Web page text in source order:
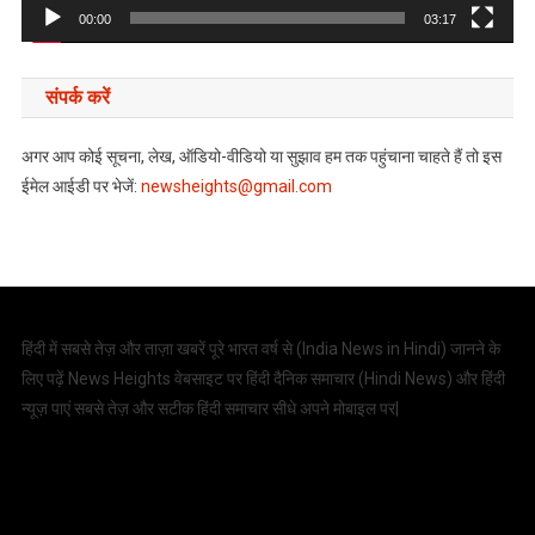
00:00 03:17
संपर्क करें
अगर आप कोई सूचना, लेख, ऑडियो-वीडियो या सुझाव हम तक पहुंचाना चाहते हैं तो इस
ईमेल आईडी पर भेजें: newsheights@gmail.com
हिंदी में सबसे तेज़ और ताज़ा खबरें पूरे भारत वर्ष से ( India News in Hindi) जानने के
लिए पढ़ें News Heights वेबसाइट पर हिंदी दैनिक समाचार (Hindi News) और हिंदी
न्यूज़ पाएं सबसे तेज़ और सटीक हिंदी समाचार सीधे अपने मोबाइल पर|